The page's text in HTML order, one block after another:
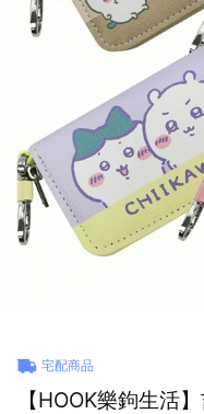
宅配商品
【HOOK樂鉤生活